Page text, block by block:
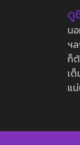
ดู
น
ฯ
ก็
เ
แ